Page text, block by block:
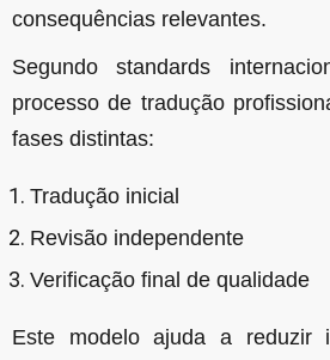
consequências relevantes.
Segundo standards
processo de tradução
fases distintas:
Tradução inicial
Revisão independente
Verificação final de qualidade
Este modelo ajuda a reduzir